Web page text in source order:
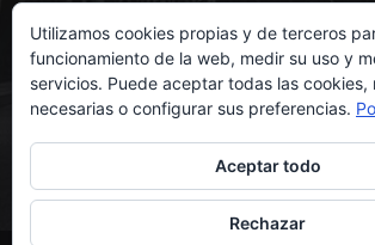
SÍGUENOS
Utilizamos cookies propias y de terceros
funcionamiento de la web, medir su uso y
servicios. Puede aceptar todas las cookies,
necesarias o configurar sus preferencias.
Aceptar todo
Rechazar